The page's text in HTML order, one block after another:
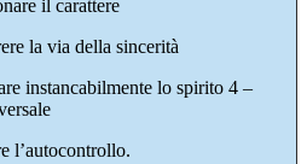
il carattere
la via della sincerità
instancabilmente lo spirito 4 –
l’autocontrollo.